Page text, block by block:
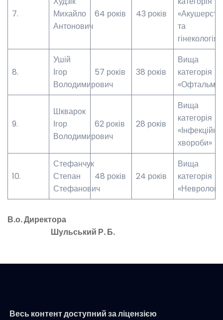
7.
Михайло
Антонович
64 років 43 років
та
гінекологія»
8.
Ушій
Ігор
Володимирович
57 років 38 років
Вища
категорія
9.
Шкварок
Ігор
Володимирович
62 років 28 років
Вища
категорія
«Інфекційні
хвороби»
10.
Стефанчук
Степан
Стефанович
48 років 24 років
Вища
категорія
В.о. Директора
Шульський Р. Б.
Весь контент доступний за ліцензією